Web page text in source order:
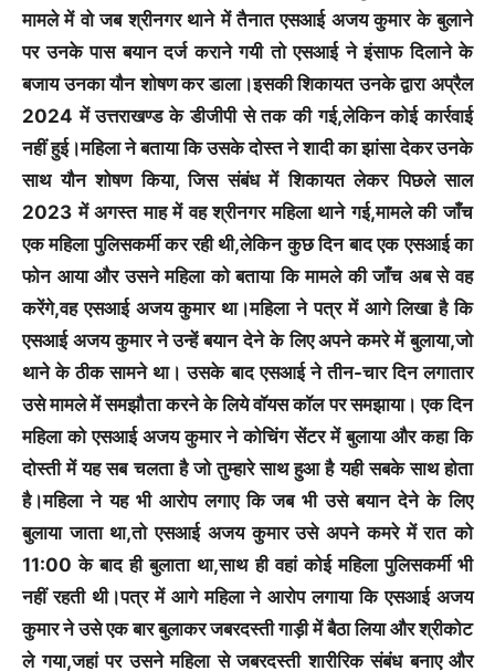
मामले में वो जब श्रीनगर थाने में तैनात एसआई अजय कुमार के बुलाने
पर उनके पास बयान दर्ज कराने गयी तो एसआई ने इंसाफ दिलाने के
बजाय उनका यौन शोषण कर डाला।इसकी शिकायत उनके द्वारा अप्रैल
2024 में उत्तराखण्ड के डीजीपी से तक की गई,लेकिन कोई कार्रवाई
नहीं हुई।महिला ने बताया कि उसके दोस्त ने शादी का झांसा देकर उनके
साथ यौन शोषण किया, जिस संबंध में शिकायत लेकर पिछले साल
2023 में अगस्त माह में वह श्रीनगर महिला थाने गई,मामले की जाँच
एक महिला पुलिसकर्मी कर रही थी,लेकिन कुछ दिन बाद एक एसआई का
फोन आया और उसने महिला को बताया कि मामले की जाँच अब से वह
करेंगे,वह एसआई अजय कुमार था।महिला ने पत्र में आगे लिखा है कि
एसआई अजय कुमार ने उन्हें बयान देने के लिए अपने कमरे में बुलाया,जो
थाने के ठीक सामने था। उसके बाद एसआई ने तीन-चार दिन लगातार
उसे मामले में समझौता करने के लिये वॉयस कॉल पर समझाया। एक दिन
महिला को एसआई अजय कुमार ने कोचिंग सेंटर में बुलाया और कहा कि
दोस्ती में यह सब चलता है जो तुम्हारे साथ हुआ है यही सबके साथ होता
है।महिला ने यह भी आरोप लगाए कि जब भी उसे बयान देने के लिए
बुलाया जाता था,तो एसआई अजय कुमार उसे अपने कमरे में रात को
11:00 के बाद ही बुलाता था,साथ ही वहां कोई महिला पुलिसकर्मी भी
नहीं रहती थी।पत्र में आगे महिला ने आरोप लगाया कि एसआई अजय
कुमार ने उसे एक बार बुलाकर जबरदस्ती गाड़ी में बैठा लिया और श्रीकोट
ले गया,जहां पर उसने महिला से जबरदस्ती शारीरिक संबंध बनाए और